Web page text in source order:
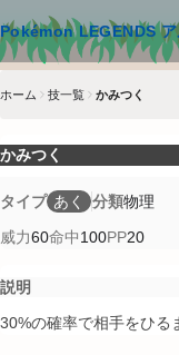
Pokémon LEGENDS ア
メインコンテンツへスキ
ホーム 技一覧 かみつく
かみつく
タイプ あく 分類物理
威力60命中100PP20
説明
30%の確率で相手をひる